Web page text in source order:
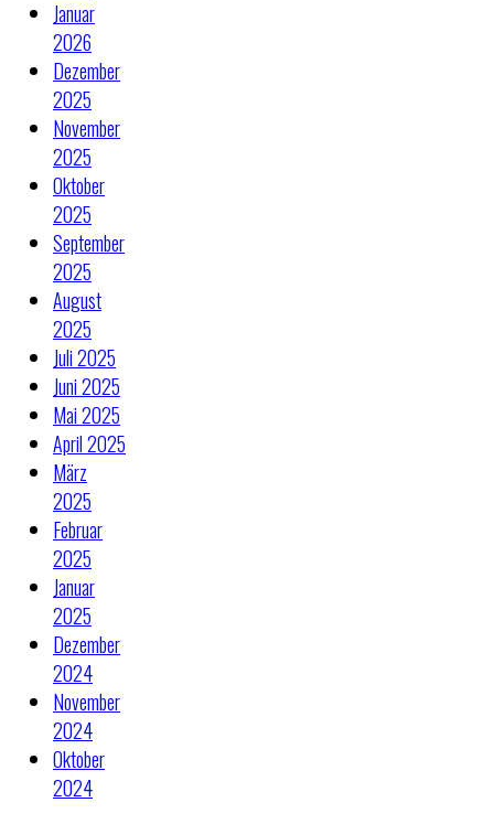
Januar
2026
Dezember
2025
November
2025
Oktober
2025
September
2025
August
2025
Juli 2025
Juni 2025
Mai 2025
April 2025
März
2025
Februar
2025
Januar
2025
Dezember
2024
November
2024
Oktober
2024